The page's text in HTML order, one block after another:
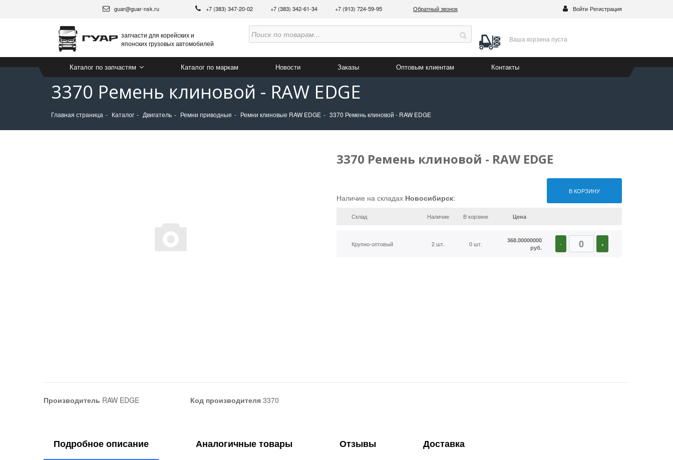
guar@guar-nsk.ru +7 (383) 347-20-02 +7 (383) 342-61-34 +7 (913) 724-59-95 Обратный звонок Войти Регистрация
запчасти для корейских и
японских грузовых автомобилей
Ваша корзина пуста
Каталог по запчастям Каталог по маркам Новости Заказы Оптовым клиентам Контакты
3370 Ремень клиновой - RAW EDGE
Главная страница Каталог Двигатель Ремни приводные Ремни клиновые RAW EDGE 3370 Ремень клиновой - RAW EDGE
3370 Ремень клиновой - RAW EDGE
В КОРЗИНУ
Наличие на складах Новосибирск:
Склад Наличие В корзине Цена
Крупно-оптовый 2 шт. 0 шт.
368.00000000
руб.
- +
Производитель RAW EDGE Код производителя3370
Подробное описание Аналогичные товары Отзывы Доставка